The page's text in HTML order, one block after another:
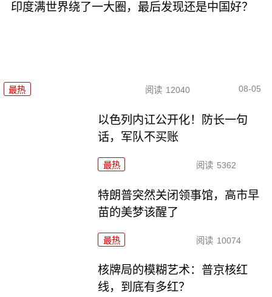
印度满世界绕了一大圈，最后发现还是中国好？
最热 阅读 12040 08-05
以色列内讧公开化！防长一句
话，军队不买账
最热 阅读 5362
特朗普突然关闭领事馆，高市早
苗的美梦该醒了
最热 阅读 10074
核牌局的模糊艺术：普京核红
线，到底有多红？